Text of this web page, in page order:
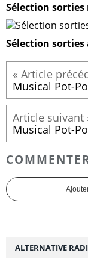
Sélection sorties
Sélection sorties
Musical Pot-
Musical Pot-
ALTERNATIVE